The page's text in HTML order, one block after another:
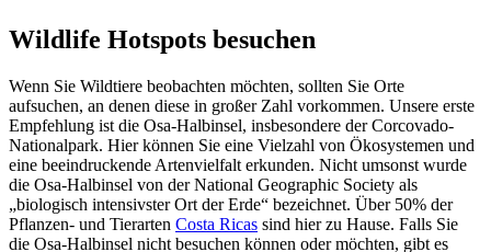
Wildlife Hotspots besuchen
Wenn Sie Wildtiere beobachten möchten, sollten Sie Orte
aufsuchen, an denen diese in großer Zahl vorkommen. Unsere erste
Empfehlung ist die Osa-Halbinsel, insbesondere der Corcovado-
Nationalpark. Hier können Sie eine Vielzahl von Ökosystemen und
eine beeindruckende Artenvielfalt erkunden. Nicht umsonst wurde
die Osa-Halbinsel von der National Geographic Society als
„biologisch intensivster Ort der Erde“ bezeichnet. Über 50% der
Pflanzen- und Tierarten Costa Ricas sind hier zu Hause. Falls Sie
die Osa-Halbinsel nicht besuchen können oder möchten, gibt es